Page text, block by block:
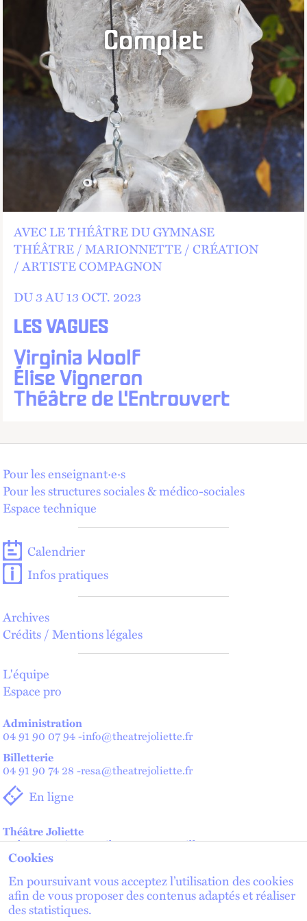
LES VAGUES
Virginia Woolf
Élise Vigneron
Théâtre de L'Entrouvert
AVEC LE THÉÂTRE DU GYMNASE
THÉÂTRE MARIONNETTE CRÉATION
ARTISTE COMPAGNON
DU 3 AU13OCT. 2023
Complet
Pour les enseignant·e·s
Pour les structures sociales & médico-sociales
Espace technique
Calendrier
Infos pratiques
Archives
Crédits / Mentions légales
L'équipe
Espace pro
Administration
04 91 90 07 94-info@theatrejoliette.fr
Billetterie
04 91 90 74 28 -resa@theatrejoliette.fr
En ligne
Théâtre Joliette
2 place Henri Verneuil - 13002 Marseille
Théâtre de Lenche — Maison des artistes
2 place de Lenche - 13002 Marseille
Cookies
En poursuivant vous acceptez l’utilisation des cookies
afin de vous proposer des contenus adaptés et réaliser
des statistiques.